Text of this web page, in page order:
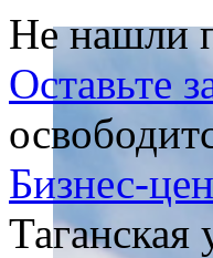
Не нашли
Оставьте
Бизнес-